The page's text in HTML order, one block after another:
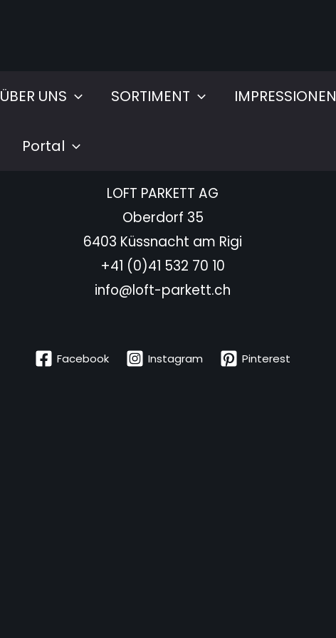
ÜBER UNS SORTIMENT IMPRESSIONEN
Portal
LOFT PARKETT AG
Oberdorf 35
6403 Küssnacht am Rigi
+41 (0)41 532 70 10
info@loft-parkett.ch
Facebook Instagram Pinterest